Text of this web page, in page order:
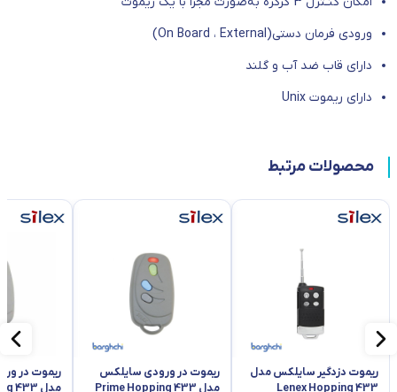
ورودی فرمان دستی(On Board ، External)
دارای قاب ضد آب و گلند
دارای ریموت Unix
محصولات مرتبط
ریموت دزدگیر سایلکس مدل
Lenex Hopping 433
ریموت در ورودی سایلکس
مدل Prime Hopping 433
ریموت در
مدل Prime Learning 433